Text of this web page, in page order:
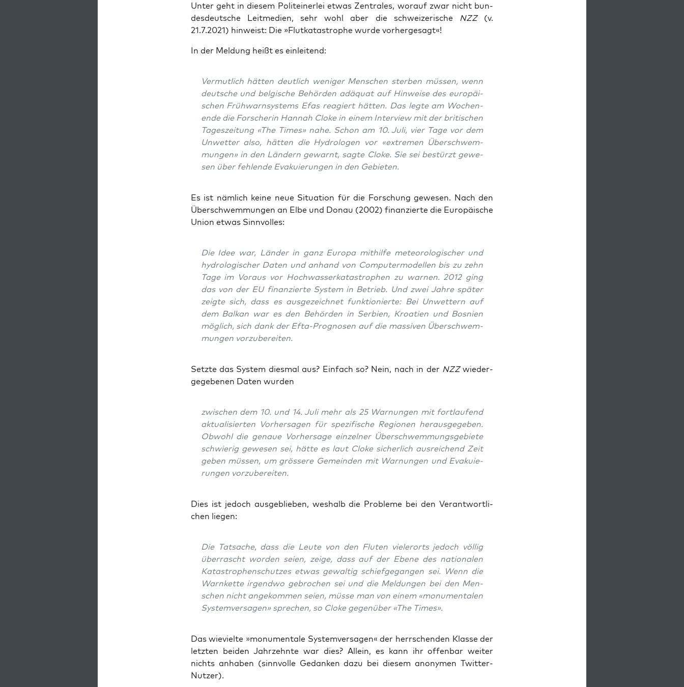
Unter geht in die­sem Poli­te­i­ner­lei etwas Zen­tra­les, wor­auf zwar nicht bun­
des­deut­sche Leit­me­di­en, sehr wohl aber die schwei­ze­ri­sche NZZ(v.
21.7.2021) hin­weist: Die »Flut­ka­ta­stro­phe wur­de vorhergesagt«!
In der Mel­dung heißt es einleitend:
Ver­mut­lich hät­ten deut­lich weni­ger Men­schen ster­ben müs­sen, wenn
deut­sche und bel­gi­sche Behör­den adäquat auf Hin­wei­se des euro­päi­
schen Früh­warn­sys­tems Efas reagiert hät­ten. Das leg­te am Wochen­
en­de die For­sche­rin Han­nah Clo­ke in einem Inter­view mit der bri­ti­schen
Tages­zei­tung «The Times» nahe. Schon am 10. Juli, vier Tage vor dem
Unwet­ter also, hät­ten die Hydro­lo­gen vor «extre­men Über­schwem­
mun­gen» in den Län­dern gewarnt, sag­te Clo­ke. Sie sei bestürzt gewe­
sen über feh­len­de Eva­ku­ie­run­gen in den Gebieten.
Es ist näm­lich kei­ne neue Situa­ti­on für die For­schung gewe­sen. Nach den
Über­schwem­mun­gen an Elbe und Donau (2002) finan­zier­te die Euro­päi­sche
Uni­on etwas Sinnvolles:
Die Idee war, Län­der in ganz Euro­pa mit­hil­fe meteo­ro­lo­gi­scher und
hydro­lo­gi­scher Daten und anhand von Com­pu­ter­mo­del­len bis zu zehn
Tage im Vor­aus vor Hoch­was­ser­ka­ta­stro­phen zu war­nen. 2012 ging
das von der EU finan­zier­te Sys­tem in Betrieb. Und zwei Jah­re spä­ter
zeig­te sich, dass es aus­ge­zeich­net funk­tio­nier­te: Bei Unwet­tern auf
dem Bal­kan war es den Behör­den in Ser­bi­en, Kroa­ti­en und Bos­ni­en
mög­lich, sich dank der Efta-Pro­gno­sen auf die mas­si­ven Über­schwem­
mun­gen vorzubereiten.
Setz­te das Sys­tem dies­mal aus? Ein­fach so? Nein, nach in der NZZwie­der­
ge­ge­be­nen Daten wurden
zwi­schen dem 10. und 14. Juli mehr als 25 War­nun­gen mit fort­lau­fend
aktua­li­sier­ten Vor­her­sa­gen für spe­zi­fi­sche Regio­nen her­aus­ge­ge­ben.
Obwohl die genaue Vor­her­sa­ge ein­zel­ner Über­schwem­mungs­ge­bie­te
schwie­rig gewe­sen sei, hät­te es laut Clo­ke sicher­lich aus­rei­chend Zeit
geben müs­sen, um grös­se­re Gemein­den mit War­nun­gen und Eva­ku­ie­
run­gen vorzubereiten.
Dies ist jedoch aus­ge­blie­ben, wes­halb die Pro­ble­me bei den Ver­ant­wort­li­
chen liegen:
Die Tat­sa­che, dass die Leu­te von den Flu­ten vie­ler­orts jedoch völ­lig
über­rascht wor­den sei­en, zei­ge, dass auf der Ebe­ne des natio­na­len
Kata­stro­phen­schut­zes etwas gewal­tig schief­ge­gan­gen sei. Wenn die
Warn­ket­te irgend­wo gebro­chen sei und die Mel­dun­gen bei den Men­
schen nicht ange­kom­men sei­en, müs­se man von einem «monu­men­ta­len
Sys­tem­ver­sa­gen» spre­chen, so Clo­ke gegen­über «The Times».
Das wie­viel­te »monu­men­ta­le Sys­tem­ver­sa­gen« der herr­schen­den Klas­se der
letz­ten bei­den Jahr­zehn­te war dies? Allein, es kann ihr offen­bar wei­ter
nichts anha­ben (sinn­vol­le Gedan­ken dazu bei die­sem anony­men Twitter-
Nutzer).